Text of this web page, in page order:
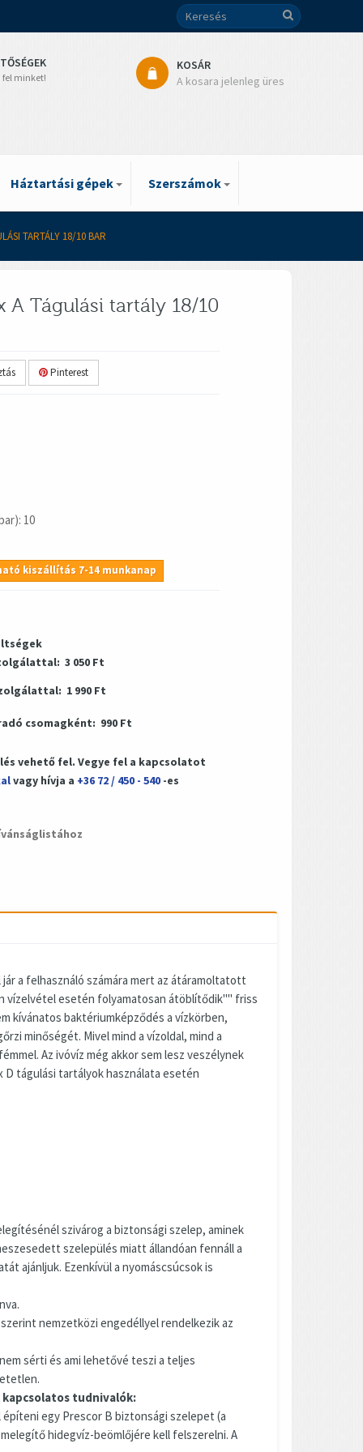
fel minket!
KOSÁR
A kosara jelenleg üres
Háztartási gépek Szerszámok
TARTÁLY 18/10 BAR
A Tágulási tartály 18/10
Pinterest
10
kiszállítás 7-14 munkanap
3 050 Ft
1 990 Ft
csomagként: 990 Ft
vehető fel. Vegye fel a kapcsolatot
vagy hívja a +36 72 / 450 - 540-es
a felhasználó számára mert az átáramoltatott
vízelvétel esetén folyamatosan átöblítődik"" friss
kívánatos baktériumképződés a vízkörben,
minőségét. Mivel mind a vízoldal, mind a
Az ivóvíz még akkor sem lesz veszélynek
D tágulási tartályok használata esetén
szivárog a biztonsági szelep, aminek
szelepülés miatt állandóan fennáll a
ajánljuk. Ezenkívül a nyomáscsúcsok is
nemzetközi engedéllyel rendelkezik az
sérti és ami lehetővé teszi a teljes
tudnivalók:
egy Prescor B biztonsági szelepet (a
hidegvíz-beömlőjére kell felszerelni. A